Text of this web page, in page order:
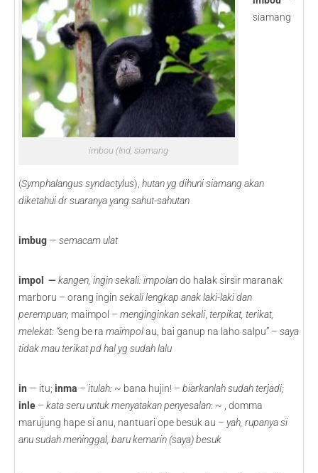
imbou (Ind, siamang
siamang
(Symphalangus syndactylus), hutan yg dihuni siamang akan
diketahui dr suaranya yang sahut-sahutan
imbug — semacam ulat
impol —kangen, ingin sekali:impolando halak sirsir maranak
marboru – orang ingin sekali lengkap anak laki-laki dan
perempuan; maimpol – menginginkan sekali terpikat, terikat,
melekat: “seng be ra maimpolau, bai ganup na laho salpu” – saya
tidak mau terikatpd hal yg sudah lalu
in — itu; inma – itulah: ~ bana hujin! – biarkanlah sudah terjadi;
inle – kata seru untuk menyatakan penyesalan: ~ , domma
marujung hape si anu, nantuari ope besuk au – yah, rupanya si
anu sudah meninggal, baru kemarin (saya) besuk